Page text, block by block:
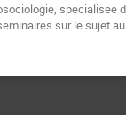
specialisee
sur le sujet au